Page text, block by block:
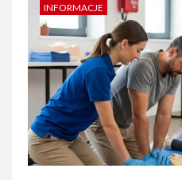
INFORMACJE